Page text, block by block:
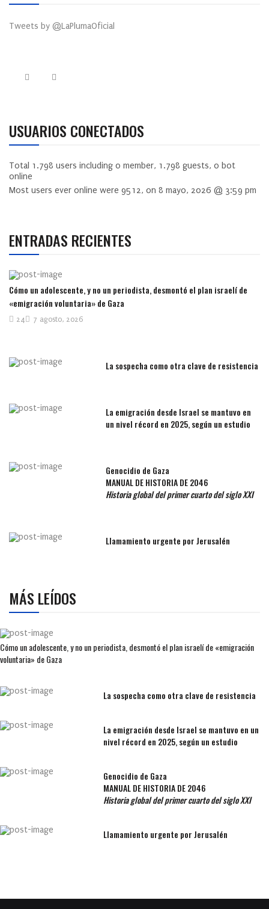
Tweets by @LaPlumaOficial
USUARIOS CONECTADOS
Total 1.798 users including 0 member, 1.798 guests, 0 bot
online
Most users ever online were 9512, on 8 mayo, 2026 @ 3:59 pm
ENTRADAS RECIENTES
Cómo un adolescente, y no un periodista, desmontó el plan israelí de
«emigración voluntaria» de Gaza
7 agosto, 2026
24
La sospecha como otra clave de resistencia
La emigración desde Israel se mantuvo en
un nivel récord en 2025, según un estudio
Genocidio de Gaza
MANUAL DE HISTORIA DE 2046
Historia global del primer cuarto del siglo XXI
Llamamiento urgente por Jerusalén
MÁS LEÍDOS
Cómo un adolescente, y no un periodista, desmontó el plan israelí de «emigración
voluntaria» de Gaza
La sospecha como otra clave de resistencia
La emigración desde Israel se mantuvo en un
nivel récord en 2025, según un estudio
Genocidio de Gaza
MANUAL DE HISTORIA DE 2046
Historia global del primer cuarto del siglo XXI
Llamamiento urgente por Jerusalén